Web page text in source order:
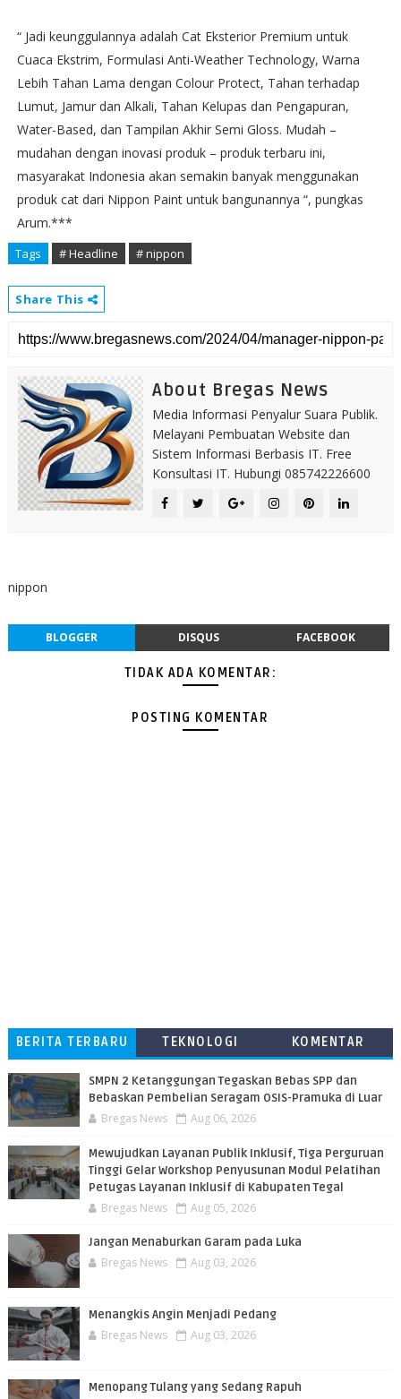
“ Jadi keunggulannya adalah Cat Eksterior Premium untuk
Cuaca Ekstrim, Formulasi Anti-Weather Technology, Warna
Lebih Tahan Lama dengan Colour Protect, Tahan terhadap
Lumut, Jamur dan Alkali, Tahan Kelupas dan Pengapuran,
Water-Based, dan Tampilan Akhir Semi Gloss. Mudah –
mudahan dengan inovasi produk – produk terbaru ini,
masyarakat Indonesia akan semakin banyak menggunakan
produk cat dari Nippon Paint untuk bangunannya “, pungkas
Arum.***
Tags # Headline # nippon
Share This
About Bregas News
Media Informasi Penyalur Suara Publik.
Melayani Pembuatan Website dan
Sistem Informasi Berbasis IT. Free
Konsultasi IT. Hubungi 085742226600
nippon
BLOGGER DISQUS FACEBOOK
TIDAK ADA KOMENTAR:
POSTING KOMENTAR
BERITA TERBARU TEKNOLOGI
KOMENTAR
SMPN 2 Ketanggungan Tegaskan Bebas SPP dan
Bebaskan Pembelian Seragam OSIS-Pramuka di Luar
Bregas News Aug 06, 2026
​Mewujudkan Layanan Publik Inklusif, Tiga Perguruan
Tinggi Gelar Workshop Penyusunan Modul Pelatihan
Petugas Layanan Inklusif di Kabupaten Tegal
Bregas News Aug 05, 2026
Jangan Menaburkan Garam pada Luka
Bregas News Aug 03, 2026
Menangkis Angin Menjadi Pedang
Bregas News Aug 03, 2026
Menopang Tulang yang Sedang Rapuh